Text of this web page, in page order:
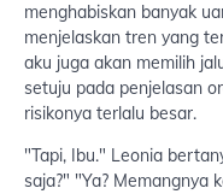
menghabiskan banyak
menjelaskan tren yang
aku juga akan memilih
setuju pada penjelasan
risikonya terlalu besar.
"Tapi, Ibu." Leonia
saja?" "Ya? Memangnya